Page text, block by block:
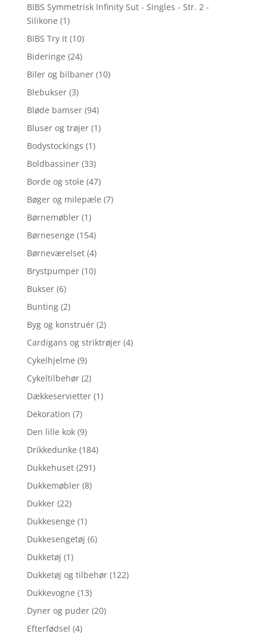
BIBS Symmetrisk Infinity Sut - Singles - Str. 2 -
Silikone (1)
BIBS Try It (10)
Bideringe (24)
Biler og bilbaner (10)
Blebukser (3)
Bløde bamser (94)
Bluser og trøjer (1)
Bodystockings (1)
Boldbassiner (33)
Borde og stole (47)
Bøger og milepæle (7)
Børnemøbler (1)
Børnesenge (154)
Børneværelset (4)
Brystpumper (10)
Bukser (6)
Bunting (2)
Byg og konstruér (2)
Cardigans og striktrøjer (4)
Cykelhjelme (9)
Cykeltilbehør (2)
Dækkeservietter (1)
Dekoration (7)
Den lille kok (9)
Drikkedunke (184)
Dukkehuset (291)
Dukkemøbler (8)
Dukker (22)
Dukkesenge (1)
Dukkesengetøj (6)
Dukketøj (1)
Dukketøj og tilbehør (122)
Dukkevogne (13)
Dyner og puder (20)
Efterfødsel (4)